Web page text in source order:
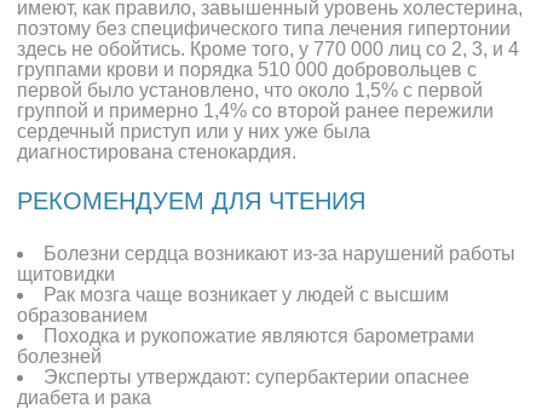
имеют, как правило, завышенный уровень холестерина,
поэтому без специфического типа лечения гипертонии
здесь не обойтись. Кроме того, у 770 000 лиц со 2, 3, и 4
группами крови и порядка 510 000 добровольцев с
первой было установлено, что около 1,5% с первой
группой и примерно 1,4% со второй ранее пережили
сердечный приступ или у них уже была
диагностирована стенокардия.
РЕКОМЕНДУЕМ ДЛЯ ЧТЕНИЯ
Болезни сердца возникают из-за нарушений работы
щитовидки
Рак мозга чаще возникает у людей с высшим
образованием
Походка и рукопожатие являются барометрами
болезней
Эксперты утверждают: супербактерии опаснее
диабета и рака